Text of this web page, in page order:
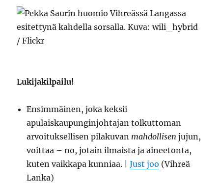
Lukijakilpailu!
Ensimmäinen, joka keksii
apulaiskaupunginjohtajan tolkuttoman
arvoituksellisen pilakuvan mahdollisen jujun,
voittaa – no, jotain ilmaista ja aineetonta,
kuten vaikkapa kunniaa. |Just joo (Vihreä
Lanka)